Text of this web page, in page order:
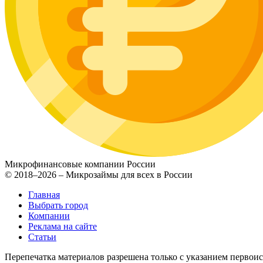
Микрофинансовые компании России
© 2018–2026 – Микрозаймы для всех в России
Главная
Выбрать город
Компании
Реклама на сайте
Статьи
Перепечатка материалов разрешена только с указанием